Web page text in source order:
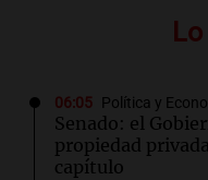
06:05 Política y
Senado: el
propiedad
capítulo